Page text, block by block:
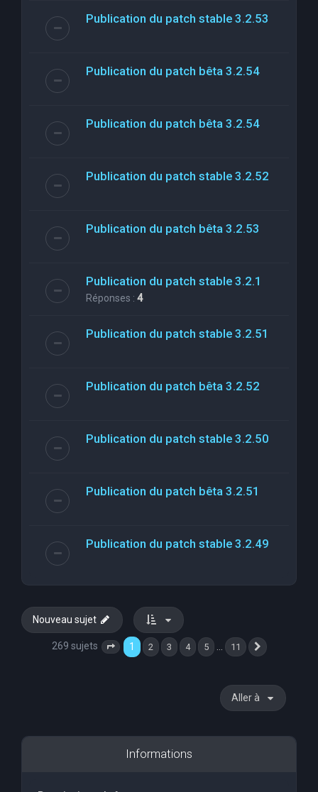
Publication du patch stable 3.2.53
Publication du patch bêta 3.2.54
Publication du patch bêta 3.2.54
Publication du patch stable 3.2.52
Publication du patch bêta 3.2.53
Publication du patch stable 3.2.1
Réponses : 4
Publication du patch stable 3.2.51
Publication du patch bêta 3.2.52
Publication du patch stable 3.2.50
Publication du patch bêta 3.2.51
Publication du patch stable 3.2.49
Nouveau sujet
269 sujets Page 1 sur 11
1 2 3 4 5 11
Aller à
Informations